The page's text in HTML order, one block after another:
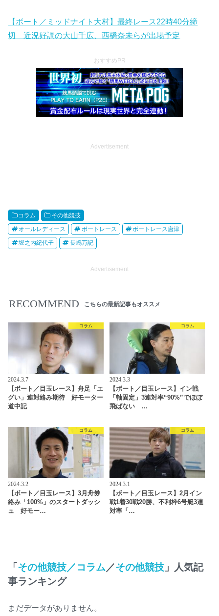
【ボート／ミッドナイト大村】最終レース22時40分締
切 近況好調の大山千広、西橋奈未らが出場予定
おすすめPR
Advertisement
コラム その他競技
オールレディース ボートレース ボートレース唐津
堀之内紀代子 長嶋万記
Advertisement
RECOMMEND こちらの最新記事もオススメ
コラム
2024.3.7
【ボート／目玉レース】舟足「エ
グい」連対絡み期待 好モーター
道中記
コラム
2024.3.3
【ボート／目玉レース】イン戦
「軸固定」3連対率“90%”でほぼ
飛ばない …
コラム
2024.3.2
【ボート／目玉レース】3月舟券
絡み「100%」のスタートダッシ
ュ 好モー…
コラム
2024.3.1
【ボート／目玉レース】2月イン
戦1着30戦20勝、不利枠6号艇3連
対率「…
「 その他競技／コラム ／その他競技 」人気記
事ランキング
まだデータがありません。